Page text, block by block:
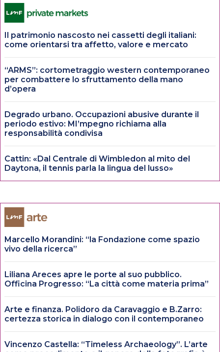
Il patrimonio nascosto nei cassetti degli italiani:
come orientarsi tra affetto, valore e mercato
“ARMS”: cortometraggio western contemporaneo
per combattere lo sfruttamento della mano
d’opera
Degrado urbano. Occupazioni abusive durante il
periodo estivo: MI’mpegno richiama alla
responsabilità condivisa
Cattin: «Dal Centrale di Wimbledon al mito del
Daytona, il tennis parla la lingua del lusso»
Marcello Morandini: “la Fondazione come spazio
vivo della ricerca”
Liliana Areces apre le porte al suo pubblico.
Officina Progresso: “La città come materia prima”
Arte e finanza. Polidoro da Caravaggio e B.Zarro:
certezza storica in dialogo con il contemporaneo
Vincenzo Castella: “Timeless Archaeology”. L’arte